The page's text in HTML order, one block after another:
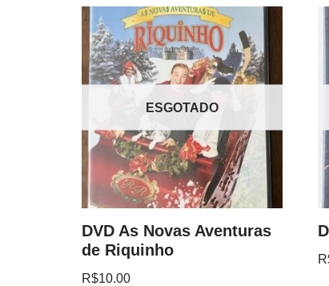
ESGOTADO
DVD As Novas Aventuras
de Riquinho
R$10.00